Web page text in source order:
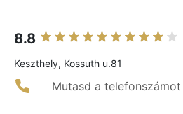
8.8
Keszthely, Kossuth u.81
Mutasd a telefonszámot